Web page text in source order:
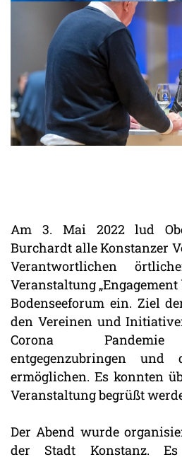
Am 3. Mai 2022 lud
Burchardt alle Konstanzer
Verantwortlichen
Veranstaltung
Bodenseeforum ein. Ziel
den Vereinen und
Corona Pandemie
entgegenzubringen und
ermöglichen. Es konnten
Veranstaltung begrüßt
Der Abend wurde
der Stadt Konstanz.